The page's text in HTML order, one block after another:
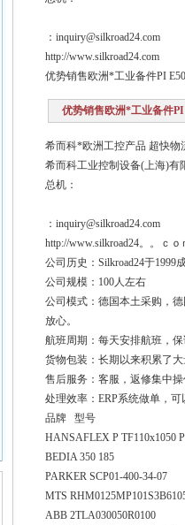
：inquiry@silkroad24.com
http://www.silkroad24.com
优势销售欧洲*工业备件PI
优势销售欧洲*工业备件
希而科*欧洲工控产品 超快
希而科工业控制设备(上海)
总机：
：inquiry@silkroad24.com
http://www.silkroad24。。ｃｏ
公司历史：Silkroad24于
公司规模：100人左右
公司模式：德国本土采购，
放心。
航班周期：每天安排航班，
货物包装：长期以来积累了
售后服务：客服，返修集中
处理效率：ERP系统做单，
品牌 型号
HANSAFLEX P TF110x1050
BEDIA 350 185
PARKER SCP01-400-34-07
MTS
ABB 2TLA030050R0100